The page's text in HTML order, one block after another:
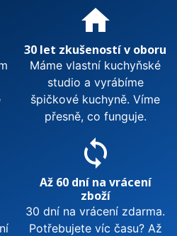
home
30 let zkušeností v oboru
Máme vlastní kuchyňské
studio a vyrábíme
špičkové kuchyně. Víme
přesně, co funguje.
sync
Až 60 dní na vrácení
zboží
30 dní na vrácení zdarma.
Potřebujete víc času? Až